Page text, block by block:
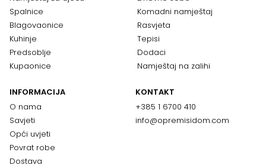
Spalnice
Blagovaonice
Kuhinje
Predsoblje
Kupaonice
Komadni namještaj
Rasvjeta
Tepisi
Dodaci
Namještaj na zalihi
INFORMACIJA
O nama
Savjeti
Opći uvjeti
Povrat robe
Dostava
KONTAKT
+385 1 6700 410
info@opremisidom.com